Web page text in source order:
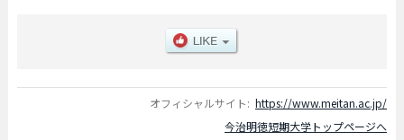
オフィシャルサイト: https://www.meitan.ac.jp/
今治明徳短期大学トップページへ